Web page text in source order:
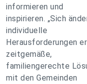
informieren und
inspirieren. „Sich
individuelle
Herausforderungen
zeitgemäße,
familiengerechte
mit den Gemeinden